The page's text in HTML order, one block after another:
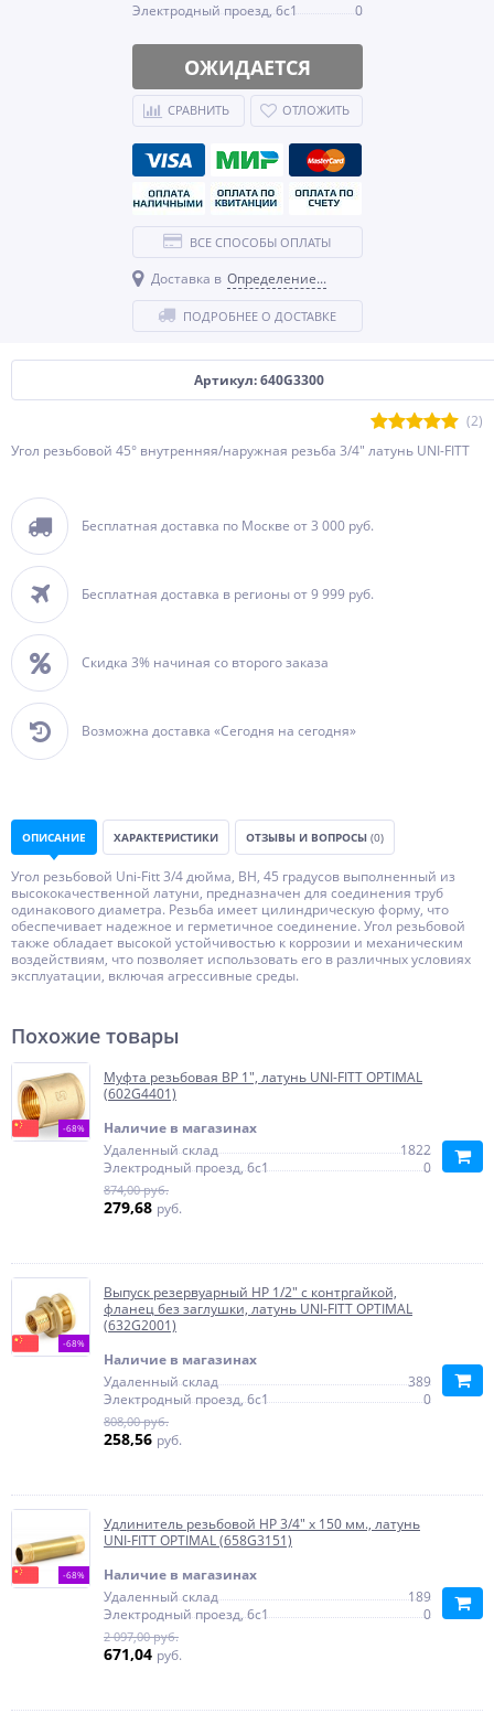
Артикул: 640G3300
(2)
Угол резьбовой 45° внутренняя/наружная резьба 3/4" латунь UNI-FITT
Бесплатная доставка по Москве от 3 000 руб.
Бесплатная доставка в регионы от 9 999 руб.
Скидка 3% начиная со второго заказа
Возможна доставка «Сегодня на сегодня»
Электродный проезд, 6с1
0
ОЖИДАЕТСЯ
СРАВНИТЬ ОТЛОЖИТЬ
ВСЕ СПОСОБЫ ОПЛАТЫ
Доставка в Определение...
ПОДРОБНЕЕ О ДОСТАВКЕ
ОПИСАНИЕ ХАРАКТЕРИСТИКИ ОТЗЫВЫ И ВОПРОСЫ (0)
Угол резьбовой Uni-Fitt 3/4 дюйма, ВН, 45 градусов выполненный из
высококачественной латуни, предназначен для соединения труб
одинакового диаметра. Резьба имеет цилиндрическую форму, что
обеспечивает надежное и герметичное соединение. Угол резьбовой
также обладает высокой устойчивостью к коррозии и механическим
воздействиям, что позволяет использовать его в различных условиях
эксплуатации, включая агрессивные среды.
Похожие товары
-68%
Муфта резьбовая ВР 1", латунь UNI-FITT OPTIMAL
(602G4401)
Наличие в магазинах
Удаленный склад
1822
Электродный проезд, 6с1
0
874,00 руб.
279,68 руб.
-68%
Выпуск резервуарный НР 1/2" с контргайкой,
фланец без заглушки, латунь UNI-FITT OPTIMAL
(632G2001)
Наличие в магазинах
Удаленный склад
389
Электродный проезд, 6с1
0
808,00 руб.
258,56 руб.
-68%
Удлинитель резьбовой НР 3/4" x 150 мм., латунь
UNI-FITT OPTIMAL (658G3151)
Наличие в магазинах
Удаленный склад
189
Электродный проезд, 6с1
0
2 097,00 руб.
671,04 руб.